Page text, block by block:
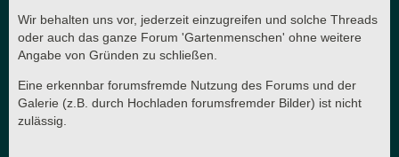
Wir behalten uns vor, jederzeit einzugreifen und solche Threads
oder auch das ganze Forum 'Gartenmenschen' ohne weitere
Angabe von Gründen zu schließen.
Eine erkennbar forumsfremde Nutzung des Forums und der
Galerie (z.B. durch Hochladen forumsfremder Bilder) ist nicht
zulässig.